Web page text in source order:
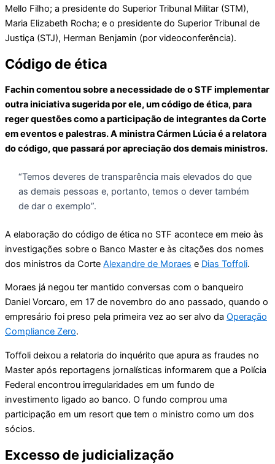
Mello Filho; a presidente do Superior Tribunal Militar (STM),
Maria Elizabeth Rocha; e o presidente do Superior Tribunal de
Justiça (STJ), Herman Benjamin (por videoconferência).
Código de ética
Fachin comentou sobre a necessidade de o STF implementar
outra iniciativa sugerida por ele, um código de ética, para
reger questões como a participação de integrantes da Corte
em eventos e palestras. A ministra Cármen Lúcia é a relatora
do código, que passará por apreciação dos demais ministros.
“Temos deveres de transparência mais elevados do que
as demais pessoas e, portanto, temos o dever também
de dar o exemplo”.
A elaboração do código de ética no STF acontece em meio às
investigações sobre o Banco Master e às citações dos nomes
dos ministros da Corte Alexandre de Moraes e Dias Toffoli.
Moraes já negou ter mantido conversas com o banqueiro
Daniel Vorcaro, em 17 de novembro do ano passado, quando o
empresário foi preso pela primeira vez ao ser alvo da Operação
Compliance Zero.
Toffoli deixou a relatoria do inquérito que apura as fraudes no
Master após reportagens jornalísticas informarem que a Polícia
Federal encontrou irregularidades em um fundo de
investimento ligado ao banco. O fundo comprou uma
participação em um resort que tem o ministro como um dos
sócios.
Excesso de judicialização